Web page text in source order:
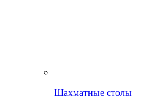
Шахматные столы